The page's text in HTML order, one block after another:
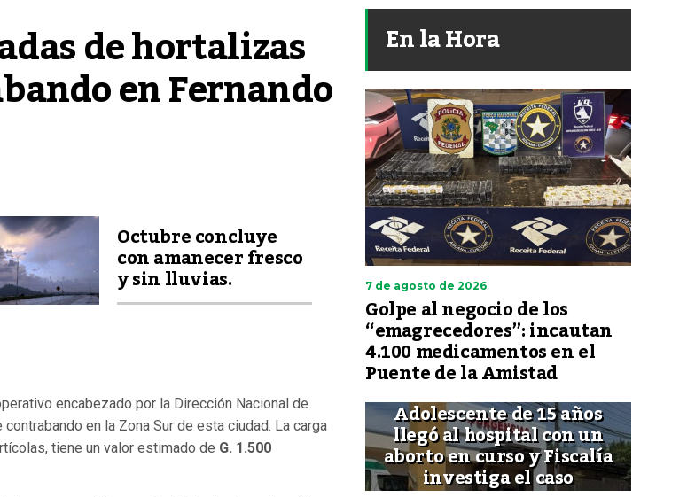
de hortalizas
en Fernando
Octubre concluye
con amanecer fresco
y sin lluvias.
encabezado por la Dirección Nacional de
en la Zona Sur de esta ciudad. La carga
tiene un valor estimado de G. 1.500
En la Hora
7 de agosto de 2026
Golpe al negocio de los
“emagrecedores”: incautan
4.100 medicamentos en el
Puente de la Amistad
Adolescente de 15 años
llegó al hospital con un
aborto en curso y Fiscalía
investiga el caso